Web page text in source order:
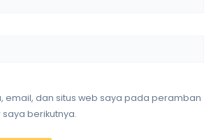
email, dan situs web saya pada peramban
berikutnya.